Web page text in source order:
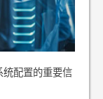
配置的重要信